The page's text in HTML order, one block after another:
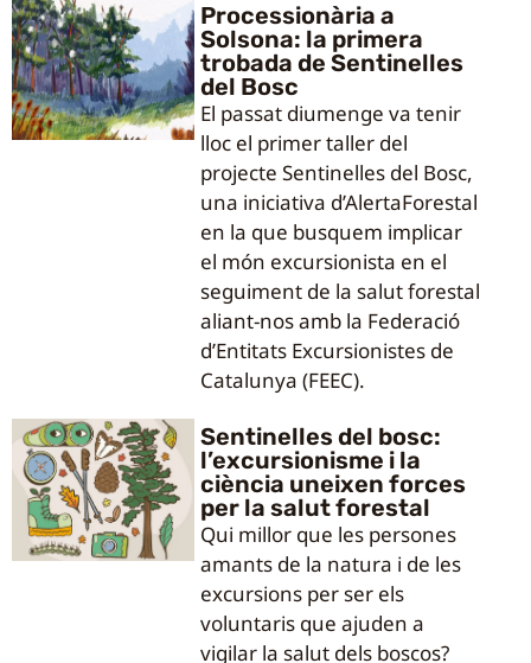
Processionària a
Solsona: la primera
trobada de Sentinelles
del Bosc
El passat diumenge va tenir
lloc el primer taller del
projecte Sentinelles del Bosc,
una iniciativa d’AlertaForestal
en la que busquem implicar
el món excursionista en el
seguiment de la salut forestal
aliant-nos amb la Federació
d’Entitats Excursionistes de
Catalunya (FEEC).
Sentinelles del bosc:
l’excursionisme i la
ciència uneixen forces
per la salut forestal
Qui millor que les persones
amants de la natura i de les
excursions per ser els
voluntaris que ajuden a
vigilar la salut dels boscos?